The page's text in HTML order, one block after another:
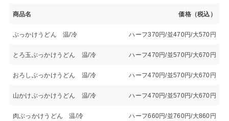
商品名 価格（税込）
ぶっかけうどん 温/冷 ハーフ370円/並470円/大570円
とろ玉ぶっかけうどん 温/冷 ハーフ470円/並570円/大670円
おろしぶっかけうどん 温/冷 ハーフ470円/並570円/大670円
山かけぶっかけうどん 温/冷 ハーフ470円/並570円/大670円
肉ぶっかけうどん 温/冷 ハーフ660円/並760円/大860円